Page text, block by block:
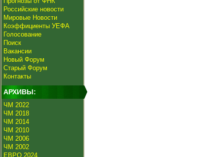
Российские новости
Мировые Новости
Коэффициенты УЕФА
Голосование
Поиск
Вакансии
Новый Форум
Старый Форум
Контакты
АРХИВЫ:
ЧМ 2022
ЧМ 2018
ЧМ 2014
ЧМ 2010
ЧМ 2006
ЧМ 2002
ЕВРО 2024